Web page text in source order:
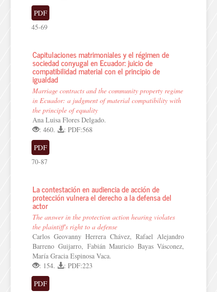
PDF
45-69
Capitulaciones matrimoniales y el régimen de
sociedad conyugal en Ecuador: juicio de
compatibilidad material con el principio de
igualdad
Marriage contracts and the community property regime
in Ecuador: a judgment of material compatibility with
the principle of equality
Ana Luisa Flores Delgado.
: 460.
: PDF:568
PDF
70-87
La contestación en audiencia de acción de
protección vulnera el derecho a la defensa del
actor
The answer in the protection action hearing violates
the plaintiff's right to a defense
Carlos Geovanny Herrera Chávez, Rafael Alejandro
Barreno Guijarro, Fabián Mauricio Bayas Vásconez,
María Gracia Espinosa Vaca.
: 154.
: PDF:223
PDF